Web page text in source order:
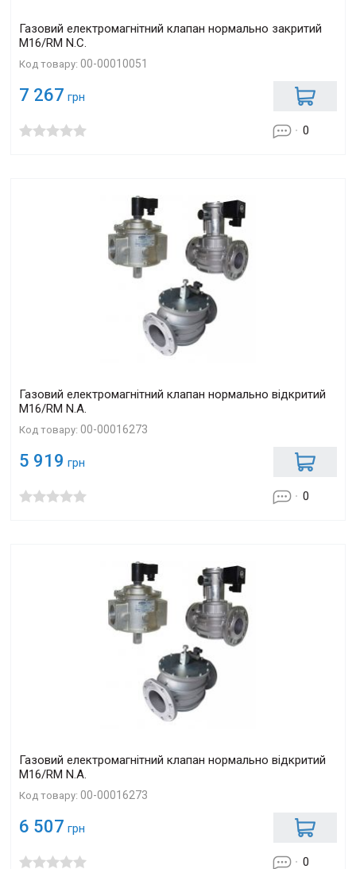
Газовий електромагнітний клапан нормально закритий
M16/RM N.С.
Код товару:00-00010051
7 267 грн
0
Газовий електромагнітний клапан нормально відкритий
M16/RM N.A.
Код товару:00-00016273
5 919 грн
0
Газовий електромагнітний клапан нормально відкритий
M16/RM N.A.
Код товару:00-00016273
6 507 грн
0